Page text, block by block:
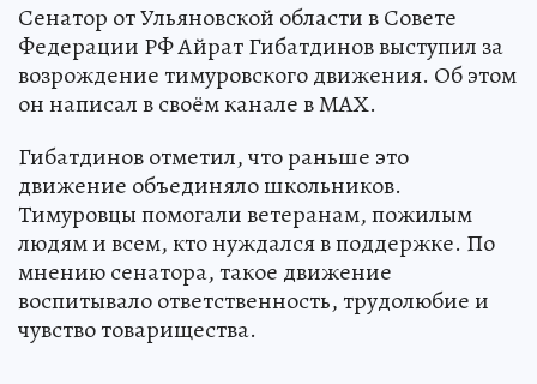
Сенатор от Ульяновской области в Совете
Федерации РФ Айрат Гибатдинов выступил за
возрождение тимуровского движения. Об этом
он написал в своём канале в МАХ.
Гибатдинов отметил, что раньше это
движение объединяло школьников.
Тимуровцы помогали ветеранам, пожилым
людям и всем, кто нуждался в поддержке. По
мнению сенатора, такое движение
воспитывало ответственность, трудолюбие и
чувство товарищества.